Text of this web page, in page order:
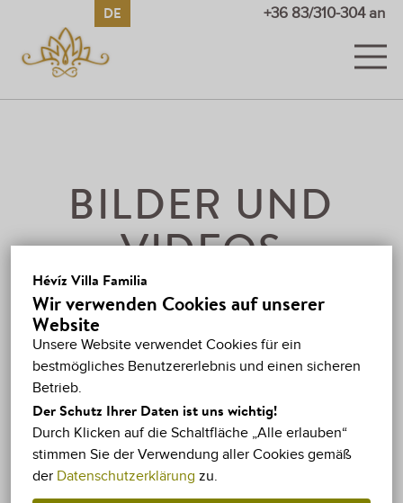
Hévíz Villa Familia
Wir verwenden Cookies auf unserer
Website
Unsere Website verwendet Cookies für ein
bestmögliches Benutzererlebnis und einen sicheren
Betrieb.
Der Schutz Ihrer Daten ist uns wichtig!
Durch Klicken auf die Schaltfläche „Alle erlauben“
stimmen Sie der Verwendung aller Cookies gemäß
der Datenschutzerklärung zu.
+36 83/310-304 an
DE
SONDERANGEBOTE
HÉVÍZ
KARTE
BILDER UND
VIDEOS
VIDEOS